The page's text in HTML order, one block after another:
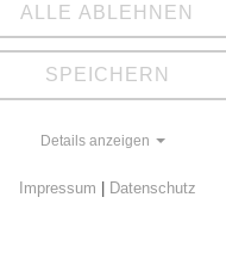
Gesundheitswesen
ALLE ABLEHNEN
SPEICHERN
Details anzeigen
Impressum | Datenschutz